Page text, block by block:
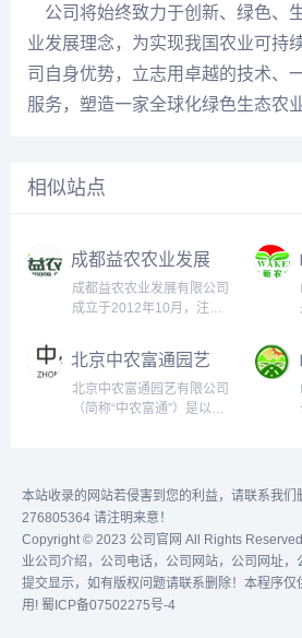
公司将始终致力于创新、绿色、
业发展理念，为实现我国农业可持
司自身优势，立志用卓越的技术、
服务，塑造一家全球化绿色生态农
相似站点
成都益农农业发展
有限公司
成都益农农业发展有限公司
成立于2012年10月，注册
堰首家以农业联营，农副产
品大宗供给配送为基础，集
农产品收购、加工、销售、
配送和服务于一体的农业经
省农业产业化省级重点龙头
企业，成都市政府食材采购
供应企业，成...
北京中农富通园艺
有限公司
北京中农富通园艺有限公司
（简称“中农富通”）是以中
和技术为依托的“产、学、
研、推、用”一体化的农业高
科技服务企业，是国家高新
技术企业和农业产业化国家
重点龙头企业，被认定为国
际科技合作基地、北京市企
业技术中心和北京市设计创
本站收录的网站若侵害到您的利益，请联系我们
276805364 请注明来意！
Copyright © 2023 公司官网 All Rights
业公司介绍，公司电话，公司网站，公司网址
提交显示，如有版权问题请联系删除！本程序仅
用! 蜀ICP备07502275号-4